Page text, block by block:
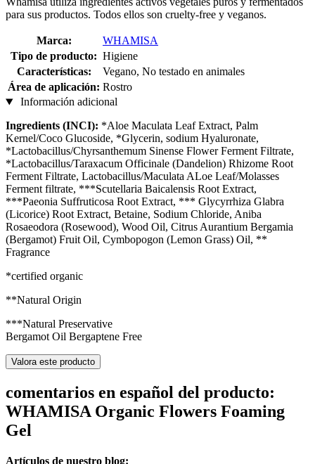
para sus productos. Todos ellos son cruelty-free y veganos.
Marca:
WHAMISA
Tipo de producto: Higiene
Características:
Vegano, No testado en animales
Área de aplicación: Rostro
Información adicional
Ingredients (INCI): *Aloe Maculata Leaf Extract, Palm
Kernel/Coco Glucoside, *Glycerin, sodium Hyaluronate,
*Lactobacillus/Chyrsanthemum Sinense Flower Ferment Filtrate,
*Lactobacillus/Taraxacum Officinale (Dandelion) Rhizome Root
Ferment Filtrate, Lactobacillus/Maculata ALoe Leaf/Molasses
Ferment filtrate, ***Scutellaria Baicalensis Root Extract,
***Paeonia Suffruticosa Root Extract, *** Glycyrrhiza Glabra
(Licorice) Root Extract, Betaine, Sodium Chloride, Aniba
Rosaeodora (Rosewood), Wood Oil, Citrus Aurantium Bergamia
(Bergamot) Fruit Oil, Cymbopogon (Lemon Grass) Oil, **
Fragrance
*certified organic
**Natural Origin
***Natural Preservative
Bergamot Oil Bergaptene Free
Valora este producto
comentarios en español del producto:
WHAMISA Organic Flowers Foaming
Gel
Artículos de nuestro blog: